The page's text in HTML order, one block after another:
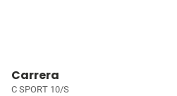
Carrera
C SPORT 10/S